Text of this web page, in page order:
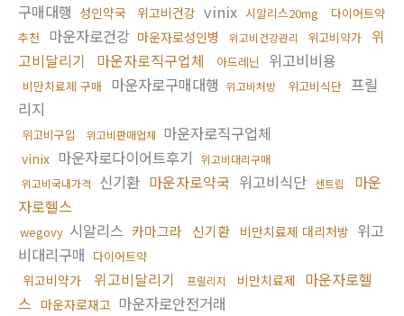
구매대행 성인약국 위고비건강 vinix 시알리스20mg
다이어트약
추천
마운자로건강 마운자로성인병 위고비건강관리 위고비약가
위
고비달리기
마운자로직구업체 아드레닌 위고비비용
비만치료제 구매 마운자로구매대행 위고비처방 위고비식단 프릴
리지
위고비구입 위고비판매업체 마운자로직구업체
vinix 마운자로다이어트후기
위고비대리구매
위고비국내가격
신기환 마운자로약국 위고비식단 센트립
마운
자로헬스
wegovy 시알리스 카마그라 신기환 비만치료제 대리처방 위고
비대리구매 다이어트약
위고비약가 위고비달리기 프릴리지 비만치료제
마운자로헬
스 마운자로재고 마운자로안전거래